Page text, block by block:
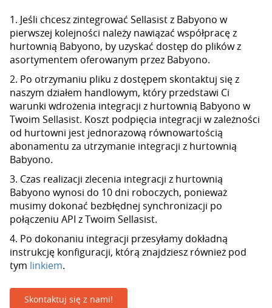
1. Jeśli chcesz zintegrować Sellasist z Babyono w
pierwszej kolejności należy nawiązać współpracę z
hurtownią Babyono, by uzyskać dostęp do plików z
asortymentem oferowanym przez Babyono.
2. Po otrzymaniu pliku z dostępem skontaktuj się z
naszym działem handlowym, który przedstawi Ci
warunki wdrożenia integracji z hurtownią Babyono w
Twoim Sellasist. Koszt podpięcia integracji w zależności
od hurtowni jest jednorazową równowartością
abonamentu za utrzymanie integracji z hurtownią
Babyono.
3. Czas realizacji zlecenia integracji z hurtownią
Babyono wynosi do 10 dni roboczych, ponieważ
musimy dokonać bezbłędnej synchronizacji po
połączeniu API z Twoim Sellasist.
4. Po dokonaniu integracji przesyłamy dokładną
instrukcję konfiguracji, którą znajdziesz również pod
tym linkiem.
Skontaktuj się z nami!